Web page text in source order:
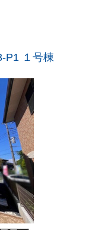
P1 １号棟